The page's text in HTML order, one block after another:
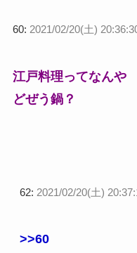
60: 2021/02/20(土)
江戸料理ってなんや
どぜう鍋？
62: 2021/02/20(土)
>>60